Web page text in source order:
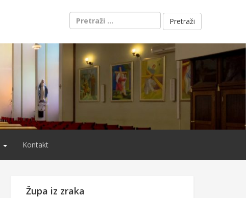
Pretraži:
Kontakt
Župa iz zraka